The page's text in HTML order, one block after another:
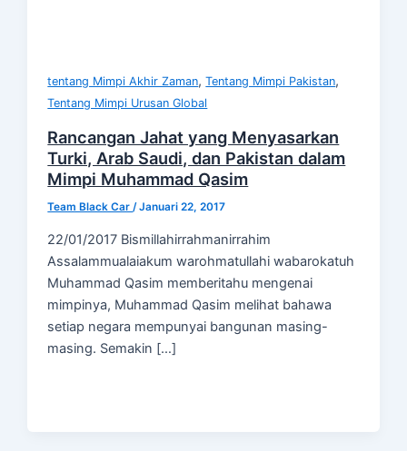
tentang Mimpi Akhir Zaman,Tentang Mimpi Pakistan,
Tentang Mimpi Urusan Global
Rancangan Jahat yang Menyasarkan
Turki, Arab Saudi, dan Pakistan dalam
Mimpi Muhammad Qasim
Team Black Car/Januari 22, 2017
22/01/2017 Bismillahirrahmanirrahim
Assalammualaiakum warohmatullahi wabarokatuh
Muhammad Qasim memberitahu mengenai
mimpinya, Muhammad Qasim melihat bahawa
setiap negara mempunyai bangunan masing-
masing. Semakin […]